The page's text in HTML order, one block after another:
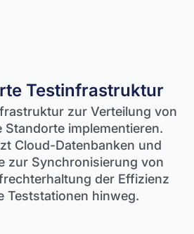
Testinfrastruktur
zur Verteilung von
Standorte implementieren.
Cloud-Datenbanken und
zur Synchronisierung von
der Effizienz
Teststationen hinweg.